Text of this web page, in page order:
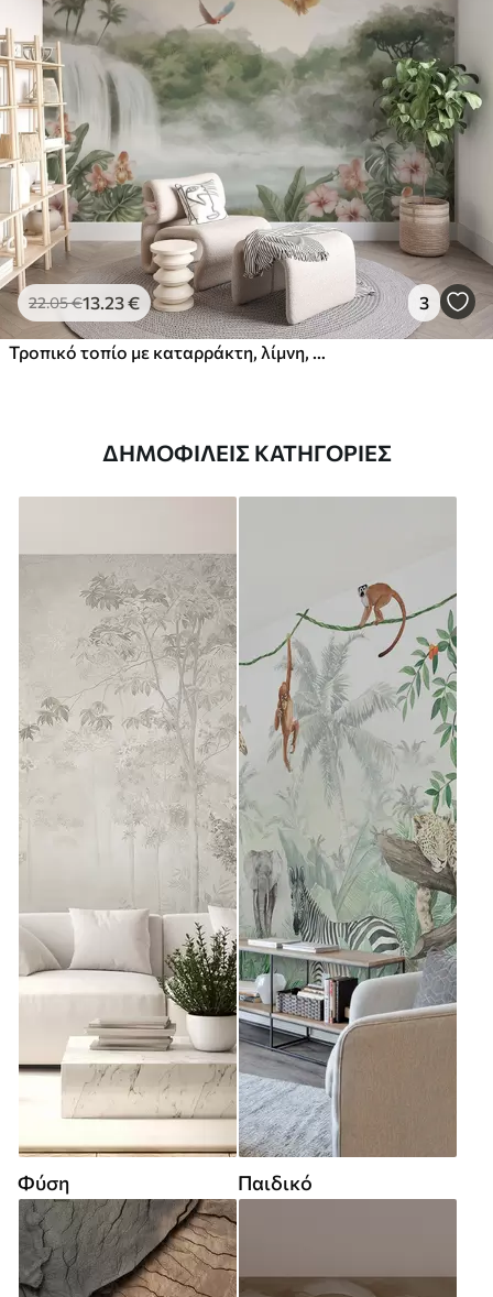
22.05€13 .23€ 3
ΔΗΜΟΦΙΛΕΊΣ ΚΑΤΗΓΟΡΊΕΣ
Φύση Παιδικό